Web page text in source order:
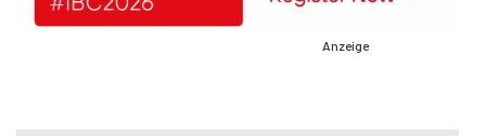
Anzeige